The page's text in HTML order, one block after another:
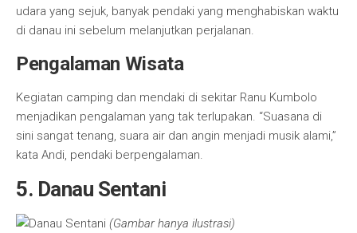
udara yang sejuk, banyak pendaki yang menghabiskan waktu
di danau ini sebelum melanjutkan perjalanan.
Pengalaman Wisata
Kegiatan camping dan mendaki di sekitar Ranu Kumbolo
menjadikan pengalaman yang tak terlupakan. “Suasana di
sini sangat tenang, suara air dan angin menjadi musik alami,”
kata Andi, pendaki berpengalaman.
5. Danau Sentani
(Gambar hanya ilustrasi)